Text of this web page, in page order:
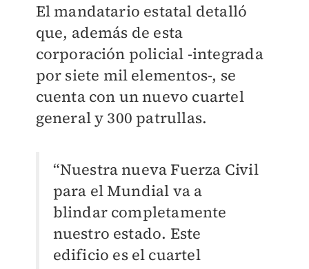
El mandatario estatal detalló
que, además de esta
corporación policial -integrada
por siete mil elementos-, se
cuenta con un nuevo cuartel
general y 300 patrullas.
“Nuestra nueva Fuerza Civil
para el Mundial va a
blindar completamente
nuestro estado. Este
edificio es el cuartel